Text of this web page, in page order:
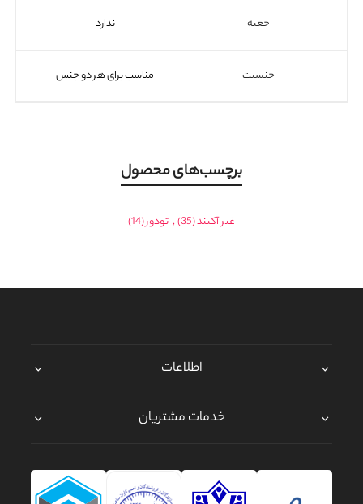
جعبه ندارد
جنسیت مناسب برای هر دو جنس
برچسب‌های محصول
غیر آکبند(35)
, تودور(14)
اطلاعات
خدمات مشتریان